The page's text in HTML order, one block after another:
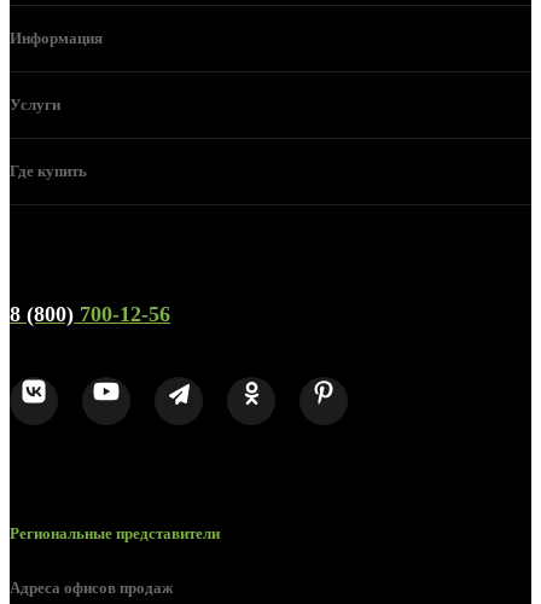
Информация
Услуги
Где купить
8 (800) 700-12-56
Региональные представители
Адреса офисов продаж